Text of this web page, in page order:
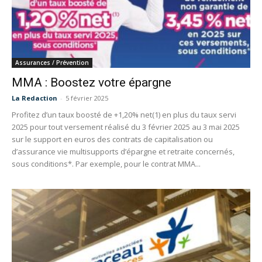
Assurances / Prévention
MMA : Boostez votre épargne
La Redaction - 5 février 2025
Profitez d’un taux boosté de +1,20% net(1) en plus du taux servi
2025 pour tout versement réalisé du 3 février 2025 au 3 mai 2025
sur le support en euros des contrats de capitalisation ou
d’assurance vie multisupports d’épargne et retraite concernés,
sous conditions*. Par exemple, pour le contrat MMA...